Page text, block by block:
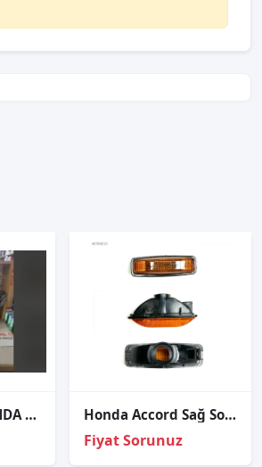
SİYAH RENK HONDA CIVIC FAR SOL 2009-2011 Honda Accord Sağ Sol Uyumlu Çamurluk Sinyal
Fiyat Sorunuz